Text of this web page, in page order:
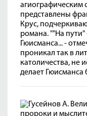
агиографическим
представлены
Крус,
романа. ""На пути"
Гюисманса... -
проникал так в
католичества, не
делает